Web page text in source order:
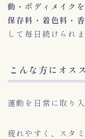
動・ボディメイク
保存料・着色料・
して毎日続けられま
こんな方にオス
運動を日常に取り
疲れやすく、スタ